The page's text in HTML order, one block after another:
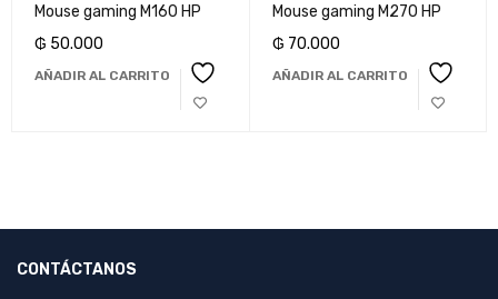
Mouse gaming M160 HP
₲ 50.000
AÑADIR AL CARRITO
Mouse gaming M270 HP
₲ 70.000
AÑADIR AL CARRITO
CONTÁCTANOS